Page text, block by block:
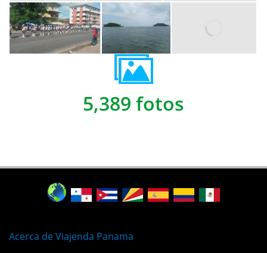
5,389 fotos
Acerca de Viajenda Panama